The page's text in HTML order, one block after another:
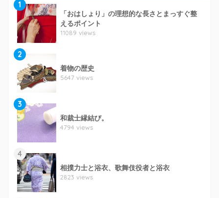
1
「おはしょり」の理想的な長さとまっすぐ整
えるポイント
11089 views
2
着物の歴史
5647 views
3
和裁士縁結び。
4794 views
4
相撲力士と浴衣、歌舞伎役者と浴衣
2823 views